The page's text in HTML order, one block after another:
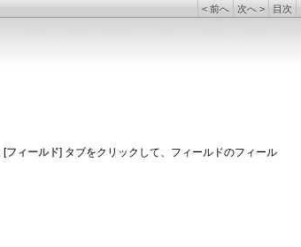
目次
次へ >
< 前へ
[フィールド] タブをクリックして、フィールドのフィール